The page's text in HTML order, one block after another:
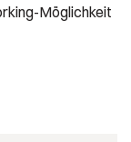
Möglichkeit